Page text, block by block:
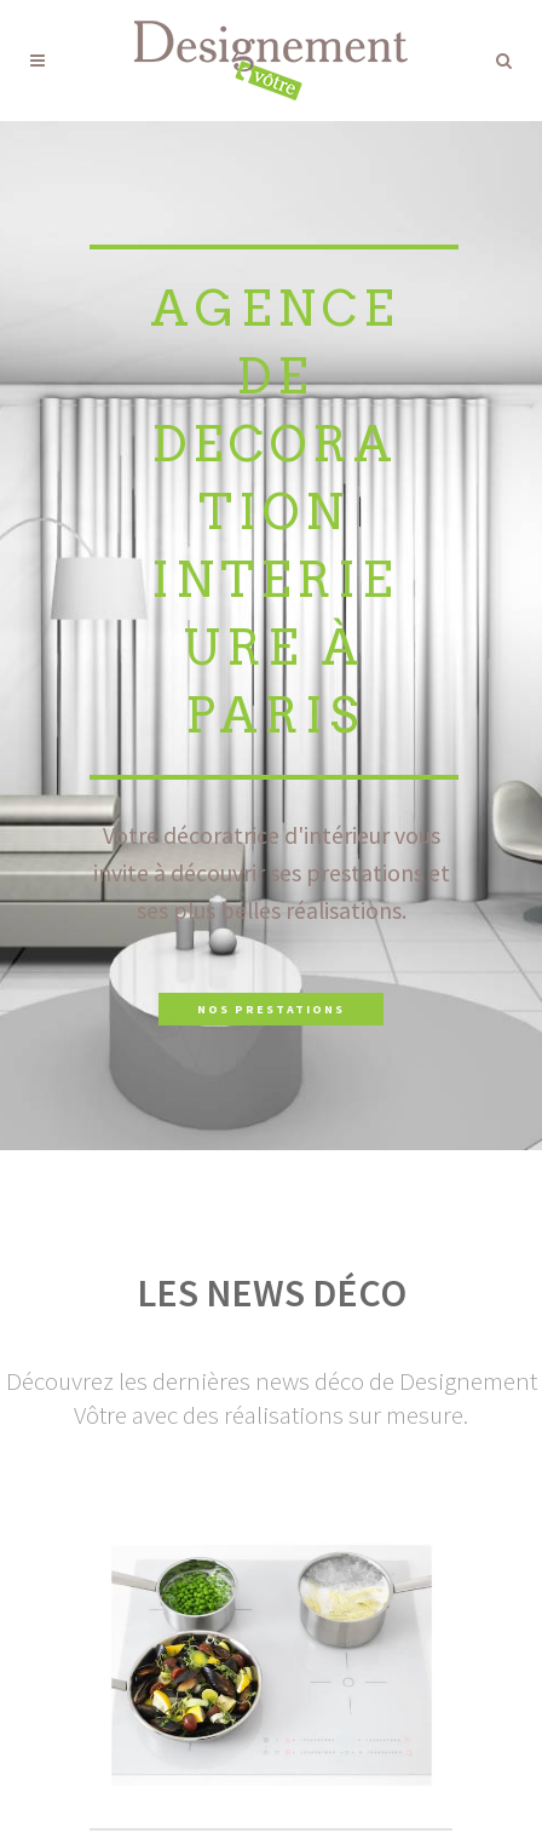
AGENCE
DE
DECORA
TION
INTERIE
URE À
PARIS
Votre décoratrice d'intérieur vous
invite à découvrir ses prestations et
ses plus belles réalisations.
NOS PRESTATIONS
LES NEWS DÉCO
Découvrez les dernières news déco de Designement
Vôtre avec des réalisations sur mesure.